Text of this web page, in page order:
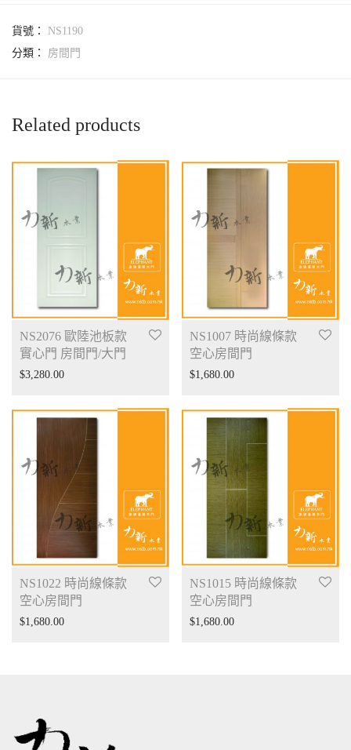
貨號： NS1190
分類： 房間門
Related products
NS2076 歐陸池板款
實心門 房間門/大門
$3,280.00
NS1007 時尚線條款
空心房間門
$1,680.00
NS1022 時尚線條款
空心房間門
$1,680.00
NS1015 時尚線條款
空心房間門
$1,680.00